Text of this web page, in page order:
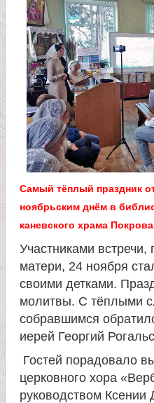
у
ч
н
и
к
Самый тёплый праздник
ноябрьским днём в
каневского храма
Участниками
матери, 24 ноября
своими детками.
молитвы. С тёплыми
собравшимся
иерей Георгий
Гостей порадовало
церковного хора
руководством Ксении